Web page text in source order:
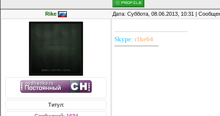
Rike Дата: Суббота, 08.06.2013, 10:31 |
Титул:
Skype: r1ke64
------------------------------